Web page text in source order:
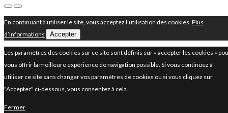
En continuant à utiliser le site, vous acceptez l’utilisation des cookies. Plus
d’informations
Accepter
Les paramètres des cookies sur ce site sont définis sur « accepter les cookies »
vous offrir la meilleure expérience de navigation possible. Si vous continuez à
utiliser ce site sans changer vos paramètres de cookies ou si vous cliquez sur
"Accepter" ci-dessous, vous consentez à cela.
Fermer